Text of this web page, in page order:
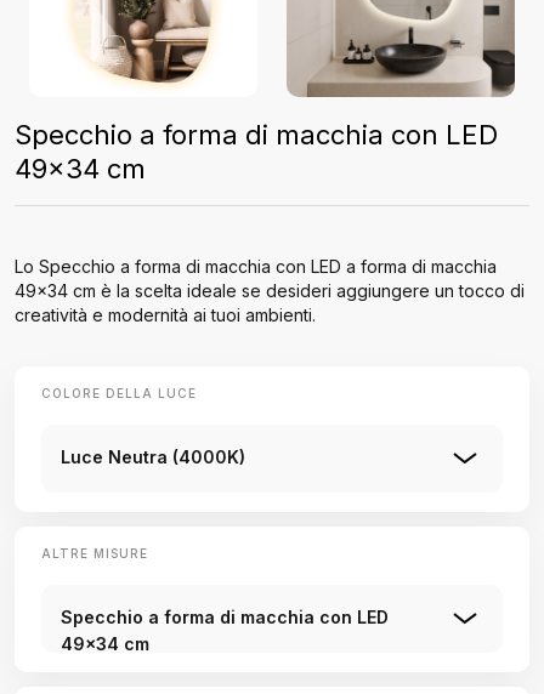
Specchio a forma di macchia con LED
49x34 cm
Lo Specchio a forma di macchia con LED a forma di macchia
49x34 cm è la scelta ideale se desideri aggiungere un tocco di
creatività e modernità ai tuoi ambienti.
COLORE DELLA LUCE
Luce Neutra (4000K)
ALTRE MISURE
Specchio a forma di macchia con LED
49x34 cm